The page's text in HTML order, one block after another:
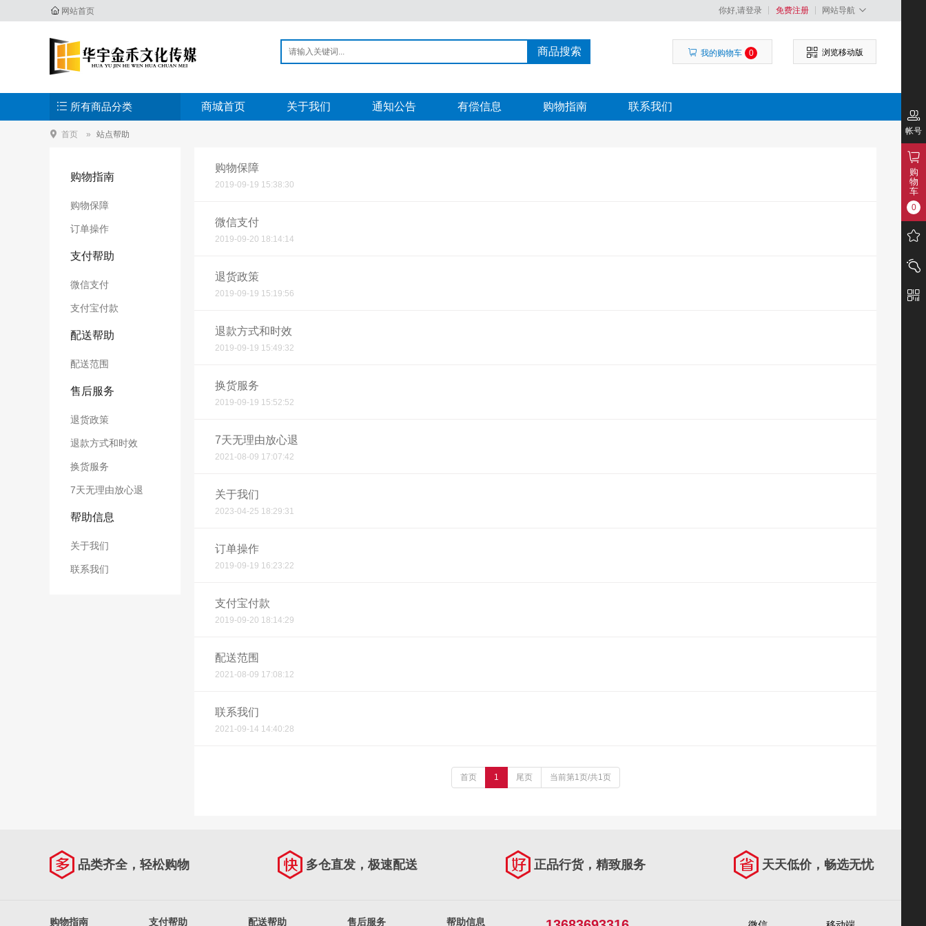
网站首页 你好,请登录 免费注册 网站导航
商品搜索 我的购物车 0 浏览移动版
所有商品分类 商城首页 关于我们 通知公告 有偿信息 购物指南 联系我们
首页 站点帮助
购物指南
购物保障
订单操作
支付帮助
微信支付
支付宝付款
配送帮助
配送范围
售后服务
退货政策
退款方式和时效
换货服务
7天无理由放心退
帮助信息
关于我们
联系我们
购物保障
2019-09-19 15:38:30
微信支付
2019-09-20 18:14:14
退货政策
2019-09-19 15:19:56
退款方式和时效
2019-09-19 15:49:32
换货服务
2019-09-19 15:52:52
7天无理由放心退
2021-08-09 17:07:42
关于我们
2023-04-25 18:29:31
订单操作
2019-09-19 16:23:22
支付宝付款
2019-09-20 18:14:29
配送范围
2021-08-09 17:08:12
联系我们
2021-09-14 14:40:28
首页 1 尾页 当前第1页/共1页
品类齐全，轻松购物 多仓直发，极速配送 正品行货，精致服务 天天低价，畅选无忧
购物指南 支付帮助 配送帮助 售后服务 帮助信息
帐号
购
物
车
0